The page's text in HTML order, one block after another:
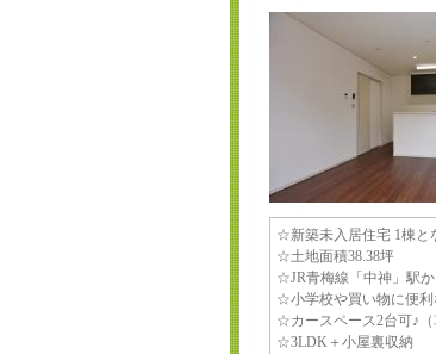
☆新築未入居住宅 1棟と
☆土地面積38.38坪
☆JR青梅線「中神」駅か
☆小学校や買い物に便利
☆カースペース2台可♪（
☆3LDK＋小屋裏収納